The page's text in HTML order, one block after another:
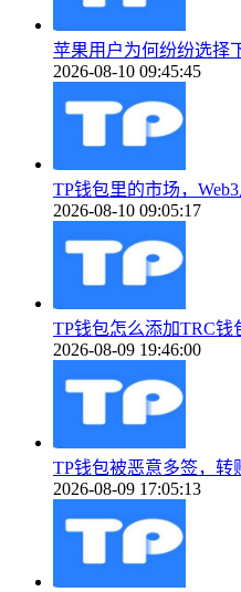
苹果用户为何纷纷选择
2026-08-10 09:45:45
TP钱包里的市场，
2026-08-10 09:05:17
TP钱包怎么添加TRC
2026-08-09 19:46:00
TP钱包被恶意多签，转
2026-08-09 17:05:13